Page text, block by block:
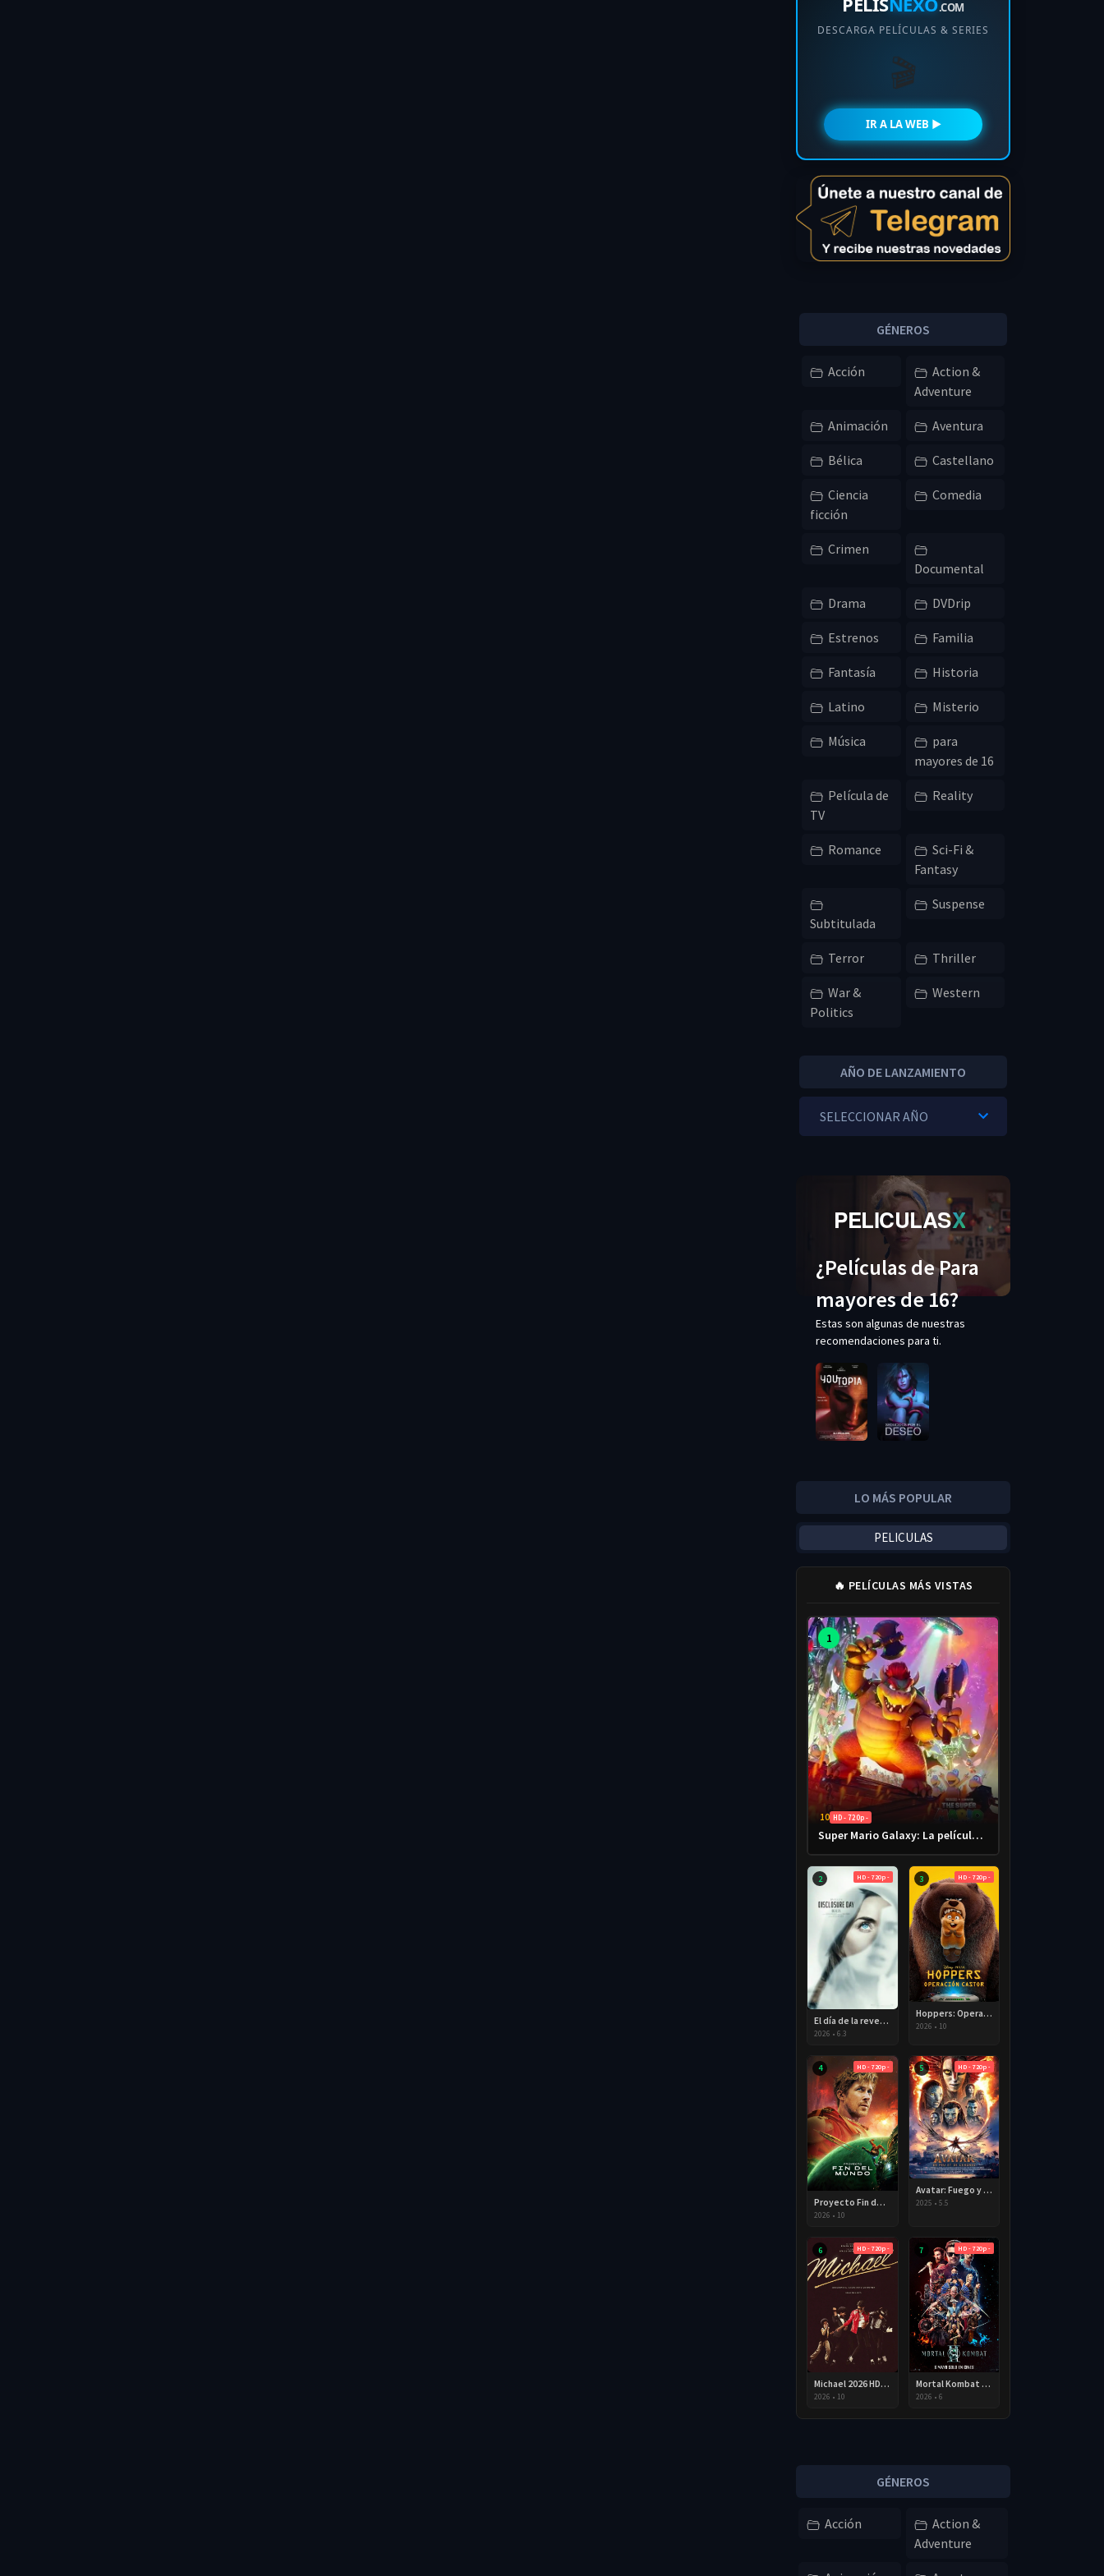
.COM
DESCARGA PELÍCULAS & SERIES
🎬
IR A LA WEB ►
GÉNEROS
Acción
Action &
Adventure
Animación Aventura
Bélica Castellano
Ciencia
ficción
Comedia
Crimen
Documental
Drama DVDrip
Estrenos Familia
Fantasía Historia
Latino Misterio
Música
para
mayores de 16
Película de
TV
Reality
Romance
Sci-Fi &
Fantasy
Subtitulada
Suspense
Terror Thriller
War &
Politics
Western
AÑO DE LANZAMIENTO
PELICULASX
¿Películas de Para
mayores de 16?
Estas son algunas de nuestras
recomendaciones para ti.
LO MÁS POPULAR
PELICULAS
🔥 PELÍCULAS MÁS VISTAS
1
10 HD - 720p -
Super Mario Galaxy: La película 2026 HD 720p Latino
2 HD - 720p -
El día de la revelación 2026 HD 720P Latino
2026 • 6.3
3 HD - 720p -
Hoppers: Operación castor 2026 HD 720p Latino
2026 • 10
4 HD - 720p -
Proyecto Fin del Mundo 2026 HD 720p Latino
2026 • 10
5 HD - 720p -
Avatar: Fuego y ceniza 2025 HD 720p Latino
2025 • 5.5
6 HD - 720p -
Michael 2026 HD 720p Latino
2026 • 10
7 HD - 720p -
Mortal Kombat II 2026 HD 720p Latino
2026 • 6
GÉNEROS
Acción
Action &
Adventure